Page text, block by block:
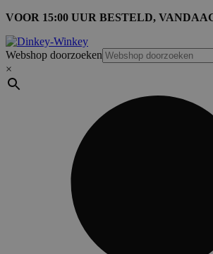
VOOR 15:00 UUR BESTELD,
Webshop doorzoeken
×